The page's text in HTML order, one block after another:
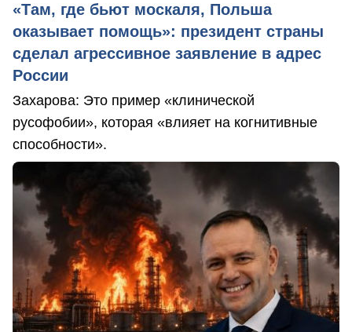
«Там, где бьют москаля, Польша
оказывает помощь»: президент страны
сделал агрессивное заявление в адрес
России
Захарова: Это пример «клинической
русофобии», которая «влияет на когнитивные
способности».